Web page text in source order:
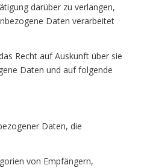
darüber zu verlangen,
Daten verarbeitet
Recht auf Auskunft über sie
Daten und auf folgende
Daten, die
von Empfängern,